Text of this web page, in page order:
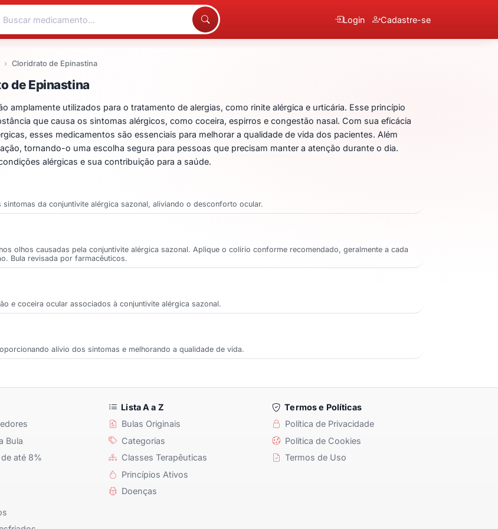
Login Cadastre-se
Cloridrato de Epinastina
para Cloridrato de Epinastina
de Epinastina
amplamente utilizados para o tratamento de alergias, como rinite alérgica e urticária. Esse princípio
que causa os sintomas alérgicos, como coceira, espirros e congestão nasal. Com sua eficácia
esses medicamentos são essenciais para melhorar a qualidade de vida dos pacientes. Além
tornando-o uma escolha segura para pessoas que precisam manter a atenção durante o dia.
alérgicas e sua contribuição para a saúde.
da conjuntivite alérgica sazonal, aliviando o desconforto ocular.
olhos causadas pela conjuntivite alérgica sazonal. Aplique o colírio conforme recomendado, geralmente a cada
Bula revisada por farmacêuticos.
e coceira ocular associados à conjuntivite alérgica sazonal.
alívio dos sintomas e melhorando a qualidade de vida.
Bula
até 8%
Lista A a Z
Bulas Originais
Categorias
Classes Terapêuticas
Princípios Ativos
Doenças
Termos e Políticas
Política de Privacidade
Política de Cookies
Termos de Uso